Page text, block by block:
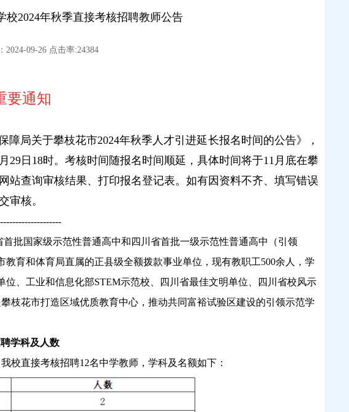
校2024年秋季直接考核招聘教师公告
2024-09-26 点击率:24384
要通知
局关于攀枝花市2024年秋季人才引进延长报名时间的公告》，
29日18时。考核时间随报名时间顺延，具体时间将于11月底在攀
站查询审核结果、打印报名登记表。如有因资料不齐、填写错误
审核。
国家级示范性普通高中和四川省首批一级示范性普通高中（引领
育和体育局直属的正县级全额拨款事业单位，现有教职工500余人，学
、工业和信息化部STEM示范校、四川省最佳文明单位、四川省校风示
枝花市打造区域优质教育中心，推动共同富裕试验区建设的引领示范学
学科及人数
直接考核招聘12名中学教师，学科及名额如下：